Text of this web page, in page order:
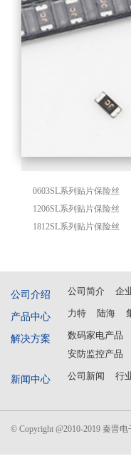
0603SL系列贴片保险丝
1206SL系列贴片保险丝
1812SL系列贴片保险丝
公司介绍 公司简介 企
产品中心 力特 陆海
解决方案 数码家电产品
安防监控产品
新闻中心 公司新闻 行
© Copyright @2010-2019 秦晋